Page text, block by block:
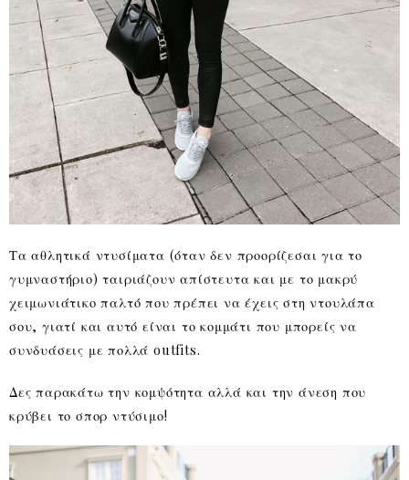
Τα αθλητικά ντυσίματα (όταν δεν προορίζεσαι για το
γυμναστήριο) ταιριάζουν απίστευτα και με το μακρύ
χειμωνιάτικο παλτό που πρέπει να έχεις στη ντουλάπα
σου, γιατί και αυτό είναι το κομμάτι που μπορείς να
συνδυάσεις με πολλά outfits.
Δες παρακάτω την κομψότητα αλλά και την άνεση που
κρύβει το σπορ ντύσιμο!